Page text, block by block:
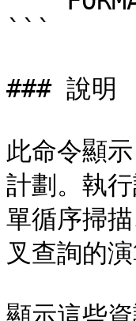
```
### 說明
此命令顯
計劃。執
單循序掃
叉查詢的